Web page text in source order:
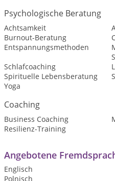
Psychologische Beratung
Achtsamkeit
Burnout-Beratung
Entspannungsmethoden
Schlafcoaching
Spirituelle Lebensberatung
Yoga
Coaching
Business Coaching
Resilienz-Training
Angebotene
Englisch
Polnisch